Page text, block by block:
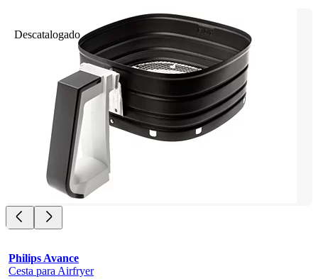
Descatalogado
Philips Avance
Cesta para Airfryer